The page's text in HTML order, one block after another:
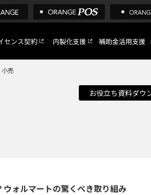
センス契約 内製化支援 補助金活用支援
小売
お役立ち資料ダウ
ウォルマートの驚くべき取り組み